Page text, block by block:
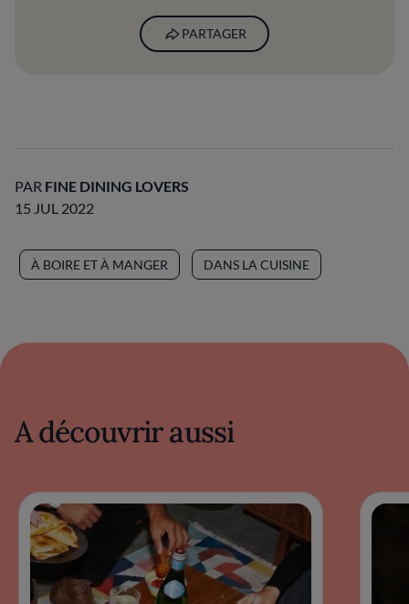
PARTAGER
PAR FINE DINING LOVERS
15 JUL 2022
À BOIRE ET À MANGER DANS LA CUISINE
A découvrir aussi